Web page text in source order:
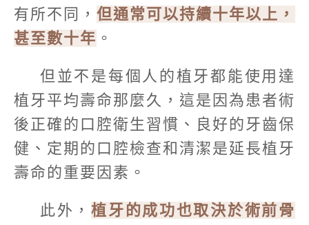
有所不同， 但通常可以持續十年以上，
甚至數十年 。
但並不是每個人的植牙都能使用達
植牙平均壽命那麼久，這是因為患者術
後正確的口腔衛生習慣、良好的牙齒保
健、定期的口腔檢查和清潔是延長植牙
壽命的重要因素。
此外，植牙的成功也取決於術前骨